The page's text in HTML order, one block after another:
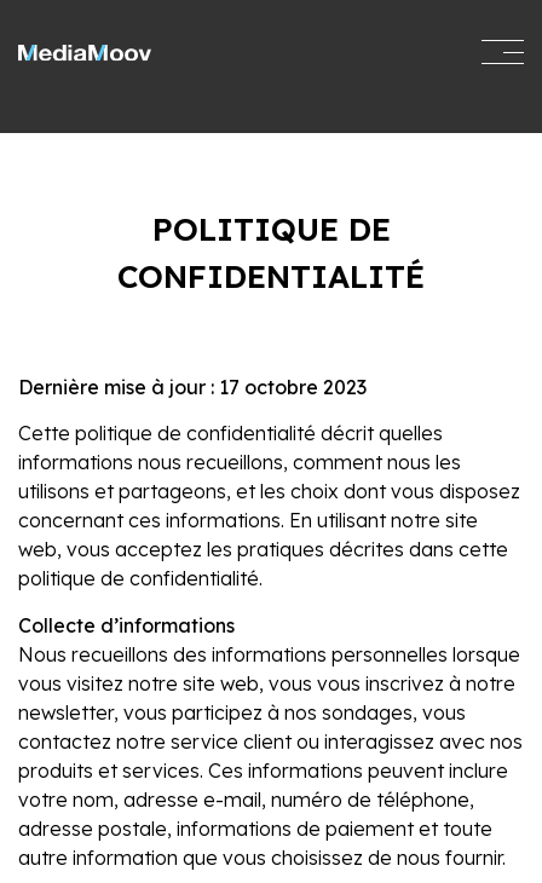
POLITIQUE DE
CONFIDENTIALITÉ
Dernière mise à jour : 17 octobre 2023
Cette politique de confidentialité décrit quelles
informations nous recueillons, comment nous les
utilisons et partageons, et les choix dont vous disposez
concernant ces informations. En utilisant notre site
web, vous acceptez les pratiques décrites dans cette
politique de confidentialité.
Collecte d’informations
Nous recueillons des informations personnelles lorsque
vous visitez notre site web, vous vous inscrivez à notre
newsletter, vous participez à nos sondages, vous
contactez notre service client ou interagissez avec nos
produits et services. Ces informations peuvent inclure
votre nom, adresse e-mail, numéro de téléphone,
adresse postale, informations de paiement et toute
autre information que vous choisissez de nous fournir.